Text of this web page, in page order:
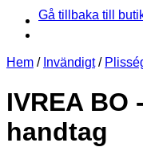
Gå tillbaka till
Hem / Invändigt /
IVREA BO
handtag